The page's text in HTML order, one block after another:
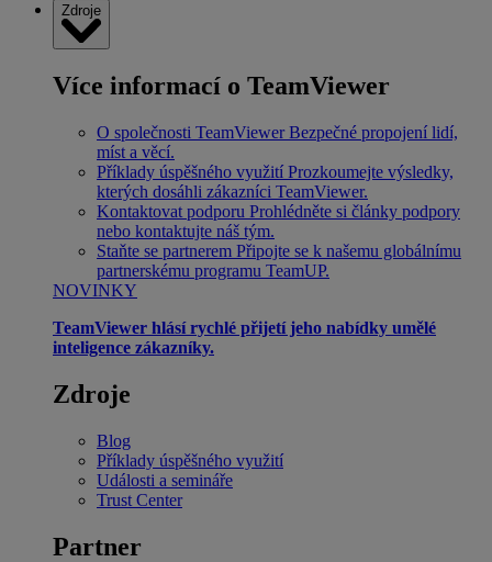
Zdroje
Více informací o TeamViewer
O společnosti TeamViewer Bezpečné propojení lidí,
míst a věcí.
Příklady úspěšného využití Prozkoumejte výsledky,
kterých dosáhli zákazníci TeamViewer.
Kontaktovat podporu Prohlédněte si články podpory
nebo kontaktujte náš tým.
Staňte se partnerem Připojte se k našemu globálnímu
partnerskému programu TeamUP.
NOVINKY
TeamViewer hlásí rychlé přijetí jeho nabídky umělé
inteligence zákazníky.
Zdroje
Blog
Příklady úspěšného využití
Události a semináře
Trust Center
Partner